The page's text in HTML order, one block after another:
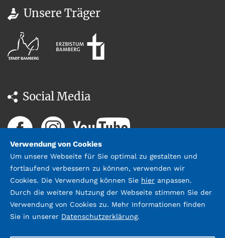
Unsere Träger
Social Media
Datenschutz Impressum &
Kontakt
Verwendung von Cookies
Um unsere Webseite für Sie optimal zu gestalten und
fortlaufend verbessern zu können, verwenden wir
Cookies. Die Verwendung können Sie hier anpassen.
Durch die weitere Nutzung der Webseite stimmen Sie der
Verwendung von Cookies zu. Mehr Informationen finden
Sie in unserer Datenschutzerklärung.